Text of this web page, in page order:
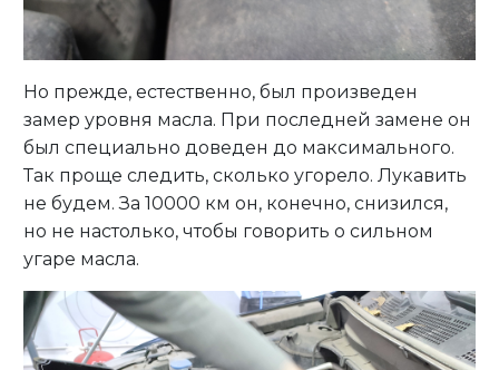
Но прежде, естественно, был произведен
замер уровня масла. При последней замене он
был специально доведен до максимального.
Так проще следить, сколько угорело. Лукавить
не будем. За 10000 км он, конечно, снизился,
но не настолько, чтобы говорить о сильном
угаре масла.